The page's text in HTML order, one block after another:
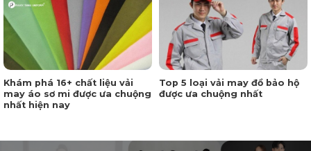
Khám phá 16+ chất liệu vải
may áo sơ mi được ưa chuộng
nhất hiện nay
Top 5 loại vải may đồ bảo hộ
được ưa chuộng nhất